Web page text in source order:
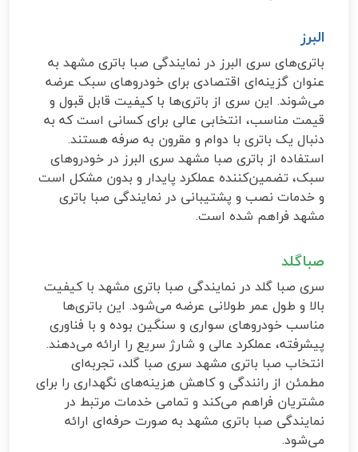
البرز
باتری‌های سری البرز در نمایندگی صبا باتری مشهد به
عنوان گزینه‌ای اقتصادی برای خودروهای سبک عرضه
می‌شوند. این سری از باتری‌ها با کیفیت قابل قبول و
قیمت مناسب، انتخابی عالی برای کسانی است که به
دنبال یک باتری با دوام و مقرون به صرفه هستند.
استفاده از باتری صبا مشهد سری البرز در خودروهای
سبک، تضمین‌کننده عملکرد پایدار و بدون مشکل است
و خدمات نصب و پشتیبانی در نمایندگی صبا باتری
مشهد فراهم شده است.
صباگلد
سری صبا گلد در نمایندگی صبا باتری مشهد با کیفیت
بالا و طول عمر طولانی عرضه می‌شود. این باتری‌ها
مناسب خودروهای سواری و سنگین بوده و با فناوری
پیشرفته، عملکرد عالی و شارژ سریع را ارائه می‌دهند.
انتخاب صبا باتری مشهد سری صبا گلد، تجربه‌ای
مطمئن از رانندگی و کاهش هزینه‌های نگهداری را برای
مشتریان فراهم می‌کند و تمامی خدمات مرتبط در
نمایندگی صبا باتری مشهد به صورت حرفه‌ای ارائه
می‌شود.